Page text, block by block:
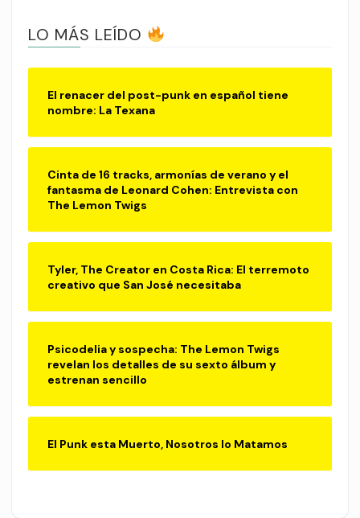
LO MÁS LEÍDO
El renacer del post-punk en español tiene
nombre: La Texana
Cinta de 16 tracks, armonías de verano y el
fantasma de Leonard Cohen: Entrevista con
The Lemon Twigs
Tyler, The Creator en Costa Rica: El terremoto
creativo que San José necesitaba
Psicodelia y sospecha: The Lemon Twigs
revelan los detalles de su sexto álbum y
estrenan sencillo
El Punk esta Muerto, Nosotros lo Matamos